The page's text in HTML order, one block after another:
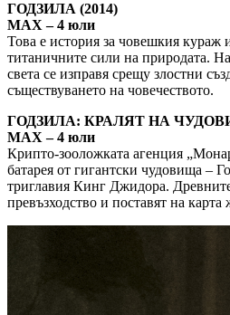
ГОДЗИЛА (2014)
MAX – 4 юли
Това е история за човешкия кураж
титаничните сили на природата.
света се изправя срещу злостни
съществуването на човечеството.
ГОДЗИЛА: КРАЛЯТ НА
MAX – 4 юли
Крипто-зооложката агенция
батарея от гигантски чудовища –
триглавия Кинг Джидора. Древните
превъзходство и поставят на карта